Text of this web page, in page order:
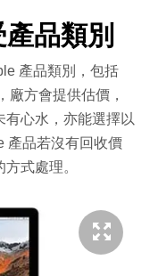
品類別
產品類別，包括
廠方會提供估價，
有心水，亦能選擇以
產品若沒有回收價
式處理。